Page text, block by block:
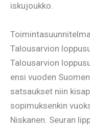
iskujoukko.
Talousarvion
Talousarvion
ensi vuoden
satsaukset niin
sopimuksenkin
Niskanen. Seuran